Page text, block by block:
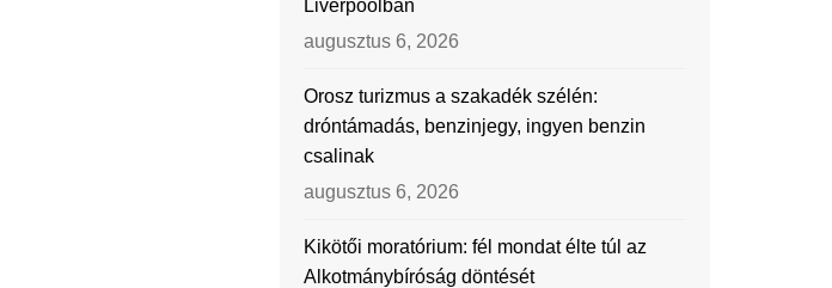
Liverpoolban
augusztus 6, 2026
Orosz turizmus a szakadék szélén:
dróntámadás, benzinjegy, ingyen benzin
csalinak
augusztus 6, 2026
Kikötői moratórium: fél mondat élte túl az
Alkotmánybíróság döntését